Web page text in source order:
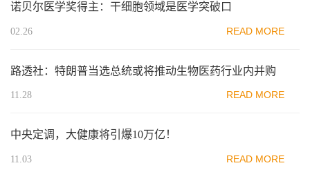
诺贝尔医学奖得主：干细胞领域是医学突破口
02.26 READ MORE
路透社：特朗普当选总统或将推动生物医药行业内并购
11.28 READ MORE
中央定调，大健康将引爆10万亿！
11.03 READ MORE